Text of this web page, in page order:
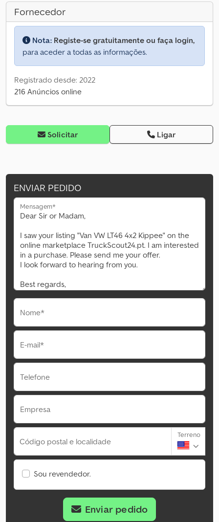
Fornecedor
Nota: Registe-se gratuitamente ou faça login,
para aceder a todas as informações.
Registrado desde: 2022
216 Anúncios online
Solicitar Ligar
ENVIAR PEDIDO
Mensagem*
Nome*
E-mail*
Telefone
Empresa
Código postal e localidade
Terreno
Sou revendedor.
Enviar pedido